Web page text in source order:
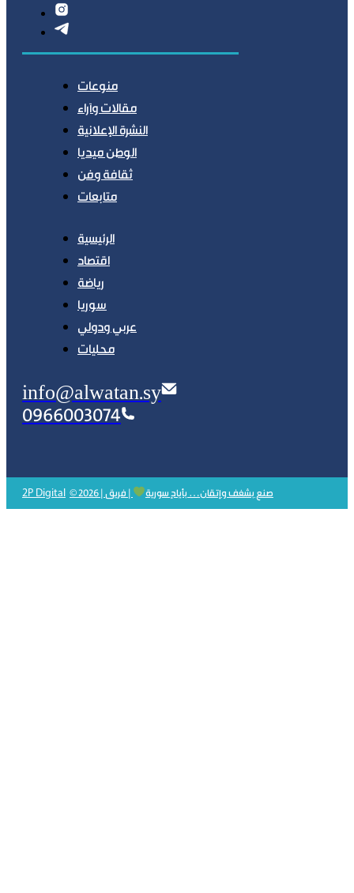
منوعات
مقالات وآراء
النشرة الإعلانية
الوطن ميديا
ثقافة وفن
متابعات
الرئيسية
اقتصاد
رياضة
سوريا
عربي ودولي
محليات
info@alwatan.sy
0966003074
2P Digital © 2026 | صنع بشغف وإتقان… بأيادٍ سورية | فريق